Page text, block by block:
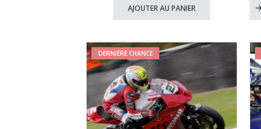
initial
était :
actuel
est :
AJOUTER AU PANIER
DERNIÈRE CHANCE